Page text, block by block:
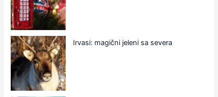
Irvasi: magični jeleni sa severa